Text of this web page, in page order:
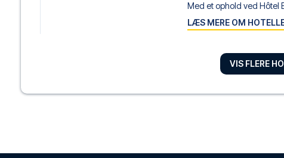
Med et ophold ved Hôtel
LÆS MERE OM
Holiday Inn Nice by IHG
VIS FLERE